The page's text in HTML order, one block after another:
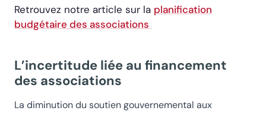
Retrouvez notre article sur la planification
budgétaire des associations
L’incertitude liée au financement
des associations
La diminution du soutien gouvernemental aux